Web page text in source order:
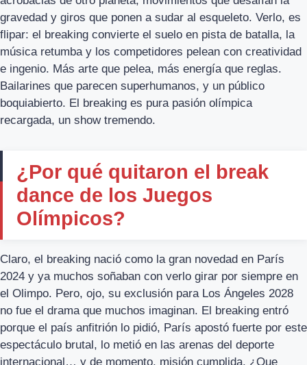
gravedad y giros que ponen a sudar al esqueleto. Verlo, es
flipar: el breaking convierte el suelo en pista de batalla, la
música retumba y los competidores pelean con creatividad
e ingenio. Más arte que pelea, más energía que reglas.
Bailarines que parecen superhumanos, y un público
boquiabierto. El breaking es pura pasión olímpica
recargada, un show tremendo.
¿Por qué quitaron el break
dance de los Juegos
Olímpicos?
Claro, el breaking nació como la gran novedad en París
2024 y ya muchos soñaban con verlo girar por siempre en
el Olimpo. Pero, ojo, su exclusión para Los Ángeles 2028
no fue el drama que muchos imaginan. El breaking entró
porque el país anfitrión lo pidió, París apostó fuerte por este
espectáculo brutal, lo metió en las arenas del deporte
internacional… y de momento, misión cumplida. ¿Que